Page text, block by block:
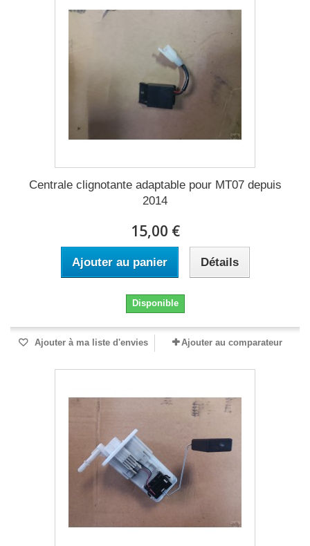
Centrale clignotante adaptable pour MT07 depuis
2014
15,00 €
Ajouter au panier Détails
Disponible
Ajouter à ma liste d'envies Ajouter au comparateur